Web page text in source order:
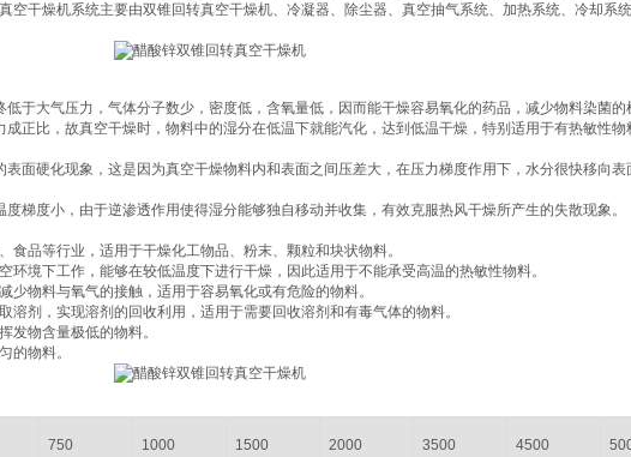
空干燥机系统主要由双锥回转真空干燥机、冷凝器、除尘器、真空抽气系统、加热系统、冷却系
低于大气压力，气体分子数少，密度低，含氧量低，因而能干燥容易氧化的药品，减少物料染菌的
成正比，故真空干燥时，物料中的湿分在低温下就能汽化，达到低温干燥，特别适用于有热敏性物
表面硬化现象，这是因为真空干燥物料内和表面之间压差大，在压力梯度作用下，水分很快移向表
度梯度小，由于逆渗透作用使得湿分能够独自移动并收集，有效克服热风干燥所产生的失散现象。
食品等行业，适用于干燥化工物品、粉末、颗粒和块状物料‌。
环境下工作，能够在较低温度下进行干燥，因此适用于不能承受高温的热敏性物料‌。
少物料与氧气的接触，适用于容易氧化或有危险的物料‌。
溶剂，实现溶剂的回收利用，适用于需要回收溶剂和有毒气体的物料‌。
发物含量极低的物料‌。
的物料‌。
750 1000 1500 2000 3500 4500